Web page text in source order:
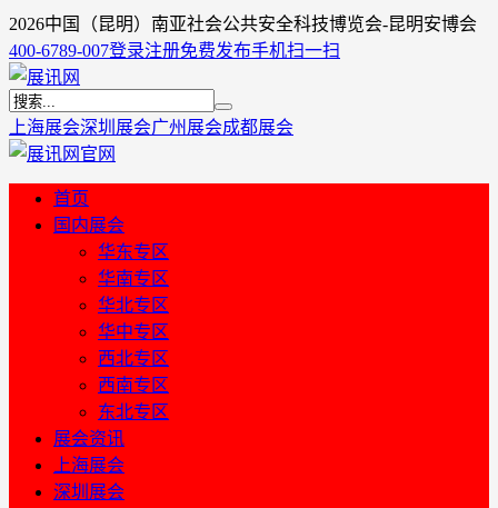
2026中国（昆明）南亚社会公共安全科技博览会-昆明安博会
400-6789-007登录注册免费发布手机扫一扫
上海展会深圳展会广州展会成都展会
首页
国内展会
华东专区
华南专区
华北专区
华中专区
西北专区
西南专区
东北专区
展会资讯
上海展会
深圳展会